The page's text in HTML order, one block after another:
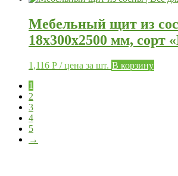
Мебельный щит из
18х300х2500 мм, сорт
1,116 Р / цена за шт. В корзину
1
2
3
4
5
→